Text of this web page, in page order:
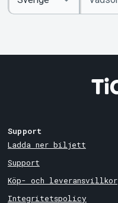
sökord
Country
Support
Ladda ner biljett
Support
Köp- och leveransvillkor
Integritetspolicy